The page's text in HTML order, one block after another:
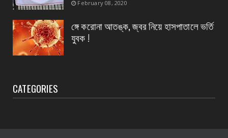
February 08, 2020
ঙ্গে করোনা আতঙ্ক, জ্বর নিয়ে হাসপাতালে ভর্তি
যুবক !
CATEGORIES